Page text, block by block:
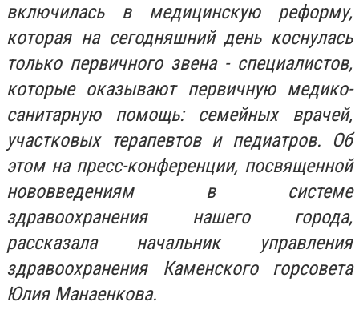
включилась в медицинскую реформу,
которая на сегодняшний день коснулась
только первичного звена - специалистов,
которые оказывают первичную медико-
санитарную помощь: семейных врачей,
участковых терапевтов и педиатров. Об
этом на пресс-конференции, посвященной
нововведениям в системе
здравоохранения нашего города,
рассказала начальник управления
здравоохранения Каменского горсовета
Юлия Манаенкова.